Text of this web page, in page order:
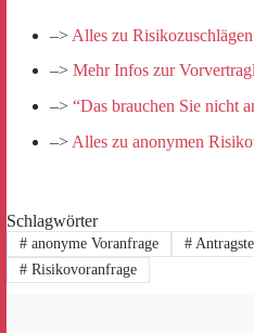
–> Alles zu Risikozuschlägen
–> Mehr Infos zur
–> “Das brauchen Sie nicht
–> Alles zu anonymen
Schlagwörter
#anonyme Voranfrage #
#Risikovoranfrage